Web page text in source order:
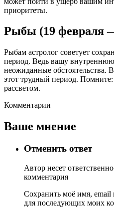
приоритеты.
Рыбы (19 февраля
Рыбам астролог советует
период. Ведь вашу
неожиданные обстоятельства.
этот трудный период.
рассветом.
Комментарии
Ваше мнение
Отменить ответ
Автор несет
комментария
Сохранить моё имя, email
для последующих моих